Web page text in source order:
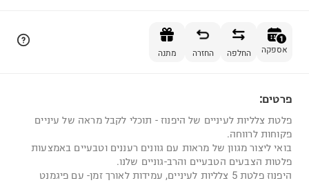
1
אספקה החלפה החזרה מתנה
פרטים:
פלטת צלליות לעיניים של היפנוז - תוכלי לקבל מראה של עיניים
פקוחות לרווחה.
בואי ליצור מגוון של מראות עם גוונים רעננים וטבעיים באמצעות
פלטות הצבעים הטבעיים והרב-גוניים שלנו.
היפנוז פלטת 5 צלליות לעיניים, עמידות לאורך זמן- עם פיגמנט